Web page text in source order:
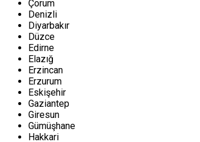
Çorum
Denizli
Diyarbakır
Düzce
Edirne
Elazığ
Erzincan
Erzurum
Eskişehir
Gaziantep
Giresun
Gümüşhane
Hakkari